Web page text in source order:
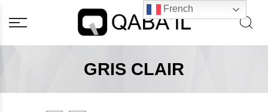
GRIS CLAIR
French